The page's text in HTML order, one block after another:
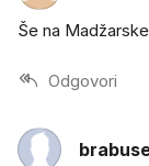
Še na
Odgovori